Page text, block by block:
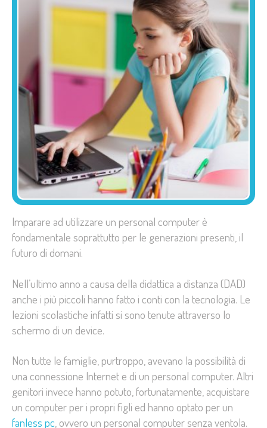
Imparare ad utilizzare un personal computer è
fondamentale soprattutto per le generazioni presenti, il
futuro di domani.
Nell’ultimo anno a causa della didattica a distanza (DAD)
anche i più piccoli hanno fatto i conti con la tecnologia. Le
lezioni scolastiche infatti si sono tenute attraverso lo
schermo di un device.
Non tutte le famiglie, purtroppo, avevano la possibilità di
una connessione Internet e di un personal computer. Altri
genitori invece hanno potuto, fortunatamente, acquistare
un computer per i propri figli ed hanno optato per un
fanless pc, ovvero un personal computer senza ventola.